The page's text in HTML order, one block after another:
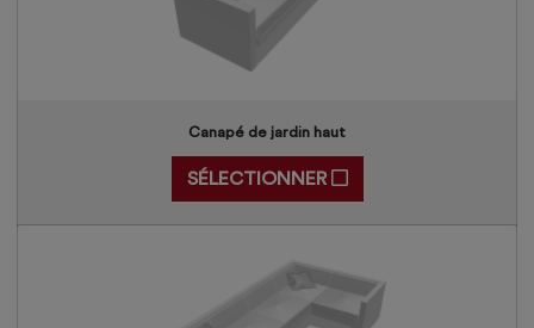
Canapé de jardin haut
SÉLECTIONNER